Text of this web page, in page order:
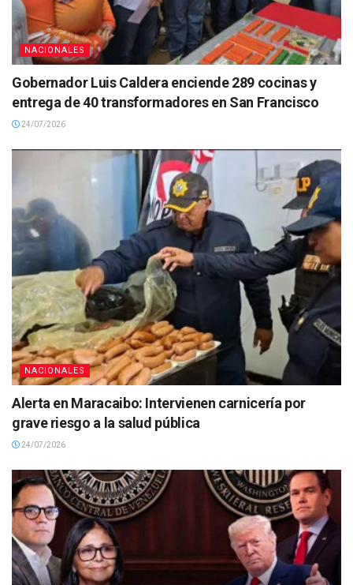
NACIONALES
Gobernador Luis Caldera enciende 289 cocinas y
entrega de 40 transformadores en San Francisco
24/07/2026
NACIONALES
Alerta en Maracaibo: Intervienen carnicería por
grave riesgo a la salud pública
24/07/2026